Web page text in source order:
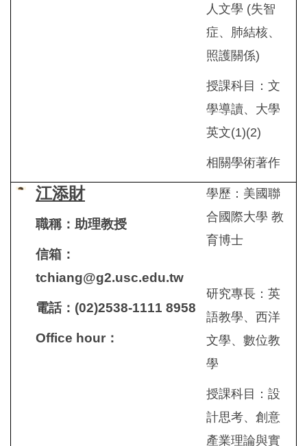
人文學 (失智
症、肺結核、
照護關係)
授課科目：文
學導讀、大學
英文(1)(2)
相關學術著作
江添財
職稱：助理教授
信箱：
tchiang@g2.usc.edu.tw
電話：(02)2538-1111 8958
Office hour ：
學歷：美國聯
合國際大學 教
育博士
研究專長：英
語教學、西洋
文學、數位教
學
授課科目：設
計思考、創意
產業理論與實